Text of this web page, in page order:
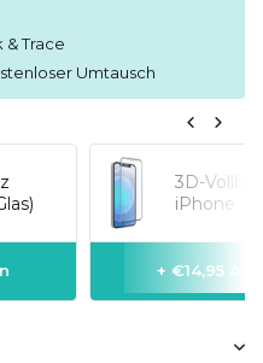
& Trace
Umtausch
3D-
iPhone
+ €14,95